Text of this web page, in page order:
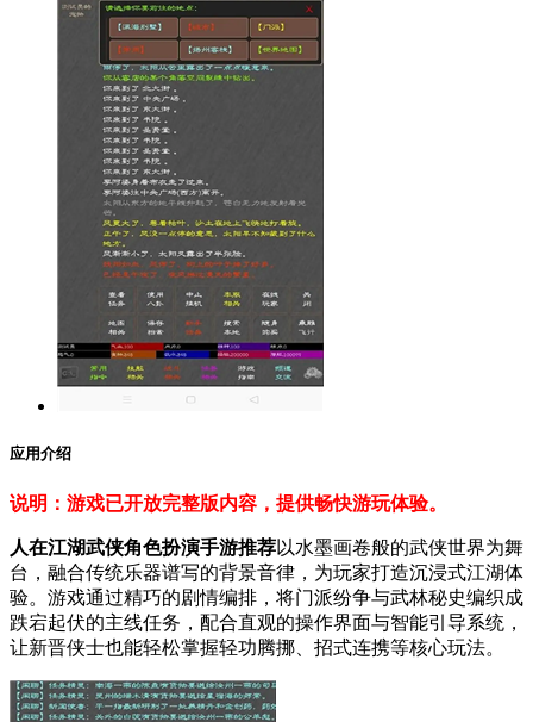
应用介绍
说明：游戏已开放完整版内容，提供畅快游玩体验。
人在江湖武侠角色扮演手游推荐以水墨画卷般的武侠世界为舞
台，融合传统乐器谱写的背景音律，为玩家打造沉浸式江湖体
验。游戏通过精巧的剧情编排，将门派纷争与武林秘史编织成
跌宕起伏的主线任务，配合直观的操作界面与智能引导系统，
让新晋侠士也能轻松掌握轻功腾挪、招式连携等核心玩法。